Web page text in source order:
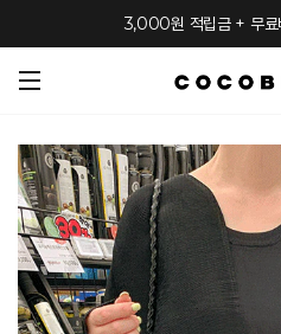
3,000원 적립금 + 무료